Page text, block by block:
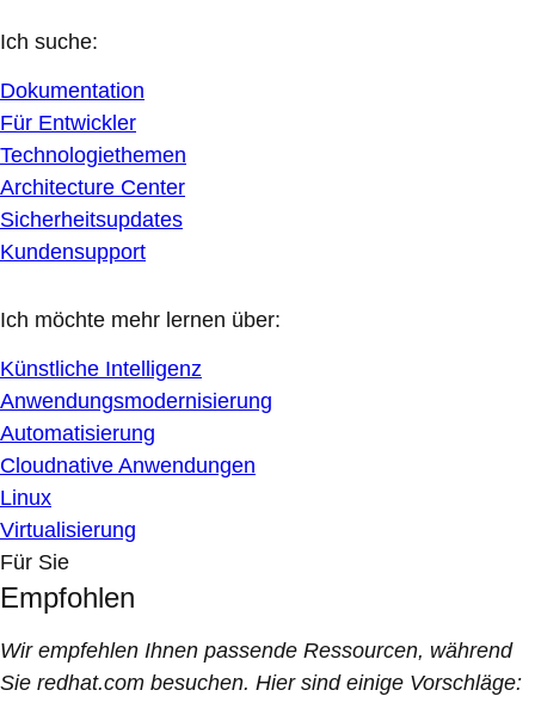
Ich suche:
Dokumentation
Für Entwickler
Technologiethemen
Architecture Center
Sicherheitsupdates
Kundensupport
Ich möchte mehr lernen über:
Künstliche Intelligenz
Anwendungsmodernisierung
Automatisierung
Cloudnative Anwendungen
Linux
Virtualisierung
Für Sie
Empfohlen
Wir empfehlen Ihnen passende Ressourcen, während
Sie redhat.com besuchen. Hier sind einige Vorschläge: